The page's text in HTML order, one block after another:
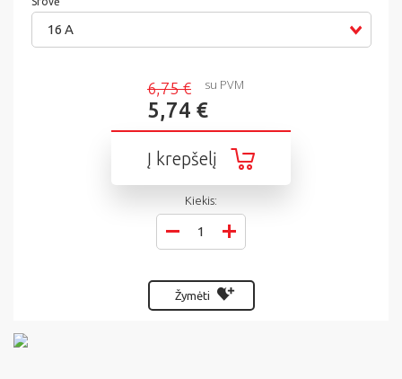
16 A
6,75 €
5,74 €
su PVM
Į krepšelį
Kiekis:
Žymėti